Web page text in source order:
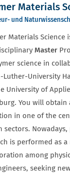
Materials
und
Materials Science
Master
science in
Luther-University
University of
You will obtain
in one of the
sectors.
is performed as
among
seeking